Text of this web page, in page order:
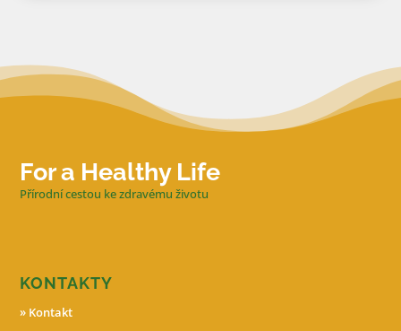
For a Healthy Life
Přírodní cestou ke zdravému životu
KONTAKTY
» Kontakt